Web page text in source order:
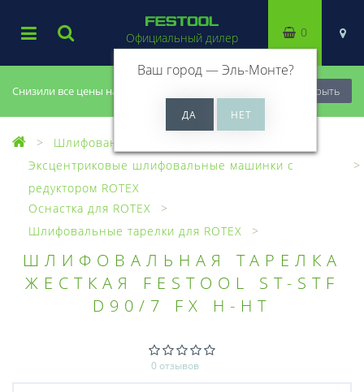
Снизили все цены на 20%, успей купить! Закрыть
Официальный дилер
Ваш город —Эль-Монте?
0
Шлифование
Эксцентриковые шлифовальные машинки с
редуктором ROTEX
Оснастка для ROTEX
Шлифовальные тарелки для ROTEX
ШЛИФОВАЛЬНАЯ ТАРЕЛКА
ЖЕСТКАЯ FESTOOL ST-STF
D90/7 FX H-HT
0 отзывов